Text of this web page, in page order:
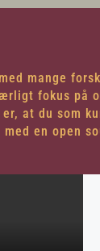
mange
fokus på
er, at du som
en open